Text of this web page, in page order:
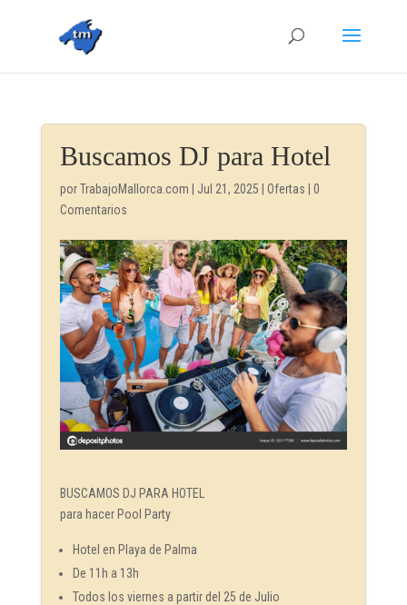
Buscamos DJ para Hotel
porTrabajoMallorca.com Jul 21, 2025 Ofertas
0
Comentarios
BUSCAMOS DJ PARA HOTEL
para hacer Pool Party
Hotel en Playa de Palma
De 11h a 13h
Todos los viernes a partir del 25 de Julio